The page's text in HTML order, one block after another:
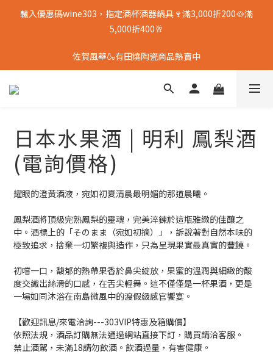
輸入優惠碼wine303，指定酒杯酒器鍋具🍷滿3,000折200🥘滿
5,000折400🥂
佐賀風華🍶有田燒陶瓷商品熱賣中
日本水果酒 | 明利 鳳梨酒
(電詢價格)
耀眼的澄黃酒液，宛如初夏清晨最明媚的那道晨曦。
鳳梨酒將頂級完熟鳳梨的靈魂，完美淬鍊於這瓶雅緻的佳釀之
中。酒標上的「そのまま（宛如初摘）」，訴說著對自然本味的
極致追求，捨棄一切繁複與造作，只為呈現果實最真實的豐饒。
初嚐一口，馥郁的熱帶果香於鼻尖綻放，果蜜的溫潤與細緻的酸
度交織出絲滑的口感，在舌尖輕舞。這不僅僅是一杯果酒，更是
一場如同沐浴在南島微風中的渡假級感官饗宴。
【歡迎訊息/來電洽詢---303VIP特惠及箱購價】
依照法規，酒品訂購無法通過網站直接下訂，購買請洽客服。
禁止酒駕，未滿18請勿飲酒。飲酒過量，有害健康。